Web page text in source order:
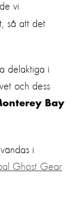
vi
så att det
delaktiga i
och dess
Bay
i
Ghost Gear